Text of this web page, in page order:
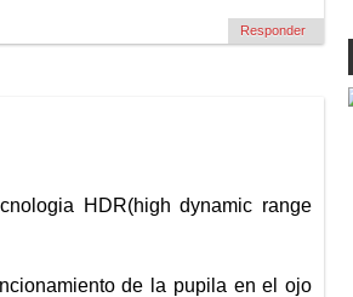
Responder
HDR(high dynamic range
de la pupila en el ojo